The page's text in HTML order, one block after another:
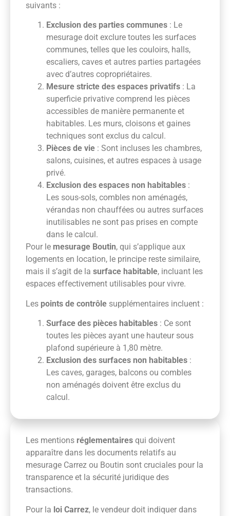
suivants :
Exclusion des parties communes : Le
mesurage doit exclure toutes les surfaces
communes, telles que les couloirs, halls,
escaliers, caves et autres parties partagées
avec d’autres copropriétaires.
Mesure stricte des espaces privatifs : La
superficie privative comprend les pièces
accessibles de manière permanente et
habitables. Les murs, cloisons et gaines
techniques sont exclus du calcul.
Pièces de vie : Sont incluses les chambres,
salons, cuisines, et autres espaces à usage
privé.
Exclusion des espaces non habitables :
Les sous-sols, combles non aménagés,
vérandas non chauffées ou autres surfaces
inutilisables ne sont pas prises en compte
dans le calcul.
Pour le mesurage Boutin, qui s’applique aux
logements en location, le principe reste similaire,
mais il s’agit de la surface habitable, incluant les
espaces effectivement utilisables pour vivre.
Les points de contrôle supplémentaires incluent :
Surface des pièces habitables : Ce sont
toutes les pièces ayant une hauteur sous
plafond supérieure à 1,80 mètre.
Exclusion des surfaces non habitables :
Les caves, garages, balcons ou combles
non aménagés doivent être exclus du
calcul.
Les mentions réglementaires qui doivent
apparaître dans les documents relatifs au
mesurage Carrez ou Boutin sont cruciales pour la
transparence et la sécurité juridique des
transactions.
Pour la loi Carrez, le vendeur doit indiquer dans